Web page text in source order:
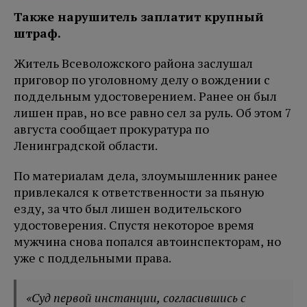
Также нарушитель заплатит крупный
штраф.
Житель Всеволожского района заслушал
приговор по уголовному делу о вождении с
поддельным удостоверением. Ранее он был
лишен прав, но все равно сел за руль. Об этом 7
августа сообщает прокуратура по
Ленинградской области.
По материалам дела, злоумышленник ранее
привлекался к ответственности за пьяную
езду, за что был лишен водительского
удостоверения. Спустя некоторое время
мужчина снова попался автоинспекторам, но
уже с поддельными права.
«Суд первой инстанции, согласившись с